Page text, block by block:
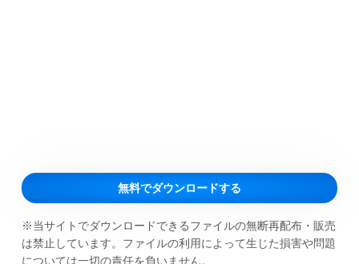
無料でダウンロードする
※当サイトでダウンロードできるファイルの無断再配布・販売
は禁止しています。ファイルの利用によって生じた損害や問題
については一切の責任を負いません。